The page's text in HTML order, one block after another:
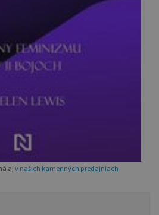
ajv našich kamenných predajniach